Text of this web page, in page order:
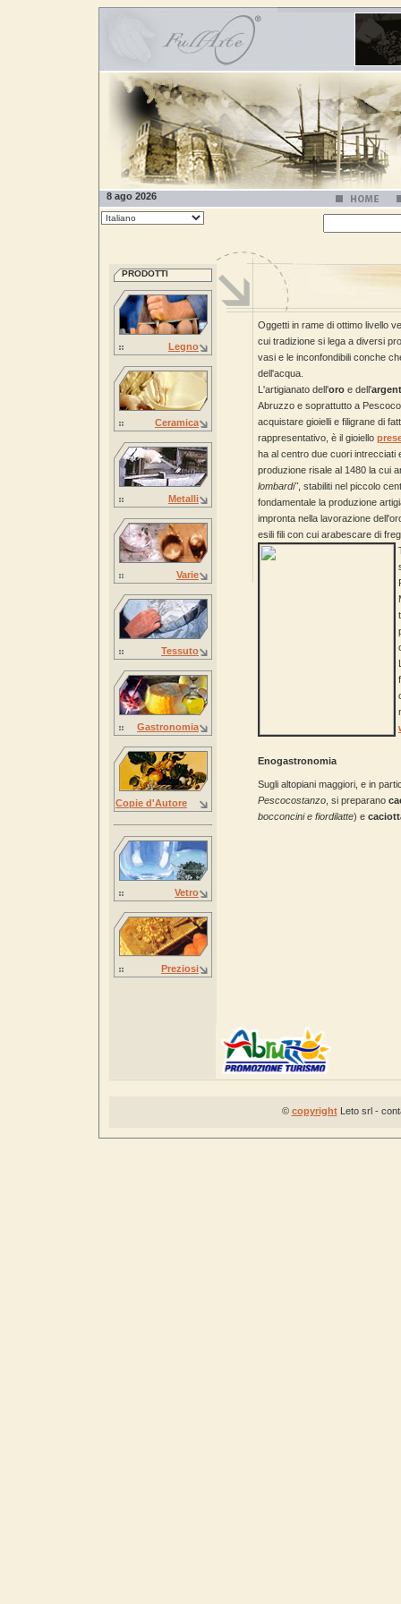
8 ago 2026
PRODOTTI
Legno
Ceramica
Metalli
Varie
Tessuto
Gastronomia
Copie d'Autore
Vetro
Preziosi
Oggetti in rame di ottimo livello
cui tradizione si lega a diversi
vasi e le inconfondibili conche
dell'acqua.
L'artigianato dell'oro e dell'
Abruzzo e soprattutto a
acquistare gioielli e filigrane di
rappresentativo, è il gioiello
ha al centro due cuori intrecciati
produzione risale al 1480 la cui
lombardi", stabiliti nel piccolo
fondamentale la produzione
impronta nella lavorazione
esili fili con cui arabescare di
Enogastronomia
Sugli altopiani maggiori, e in
Pescocostanzo , si preparano
bocconcini e fiordilatte) e
© copyrightLeto srl -